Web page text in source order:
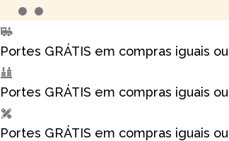
Skip
to
content
Portes GRÁTIS em compras iguais
Portes GRÁTIS em compras iguais
Portes GRÁTIS em compras iguais